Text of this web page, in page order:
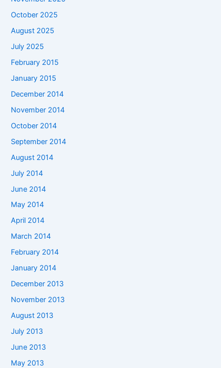
October 2025
August 2025
July 2025
February 2015
January 2015
December 2014
November 2014
October 2014
September 2014
August 2014
July 2014
June 2014
May 2014
April 2014
March 2014
February 2014
January 2014
December 2013
November 2013
August 2013
July 2013
June 2013
May 2013